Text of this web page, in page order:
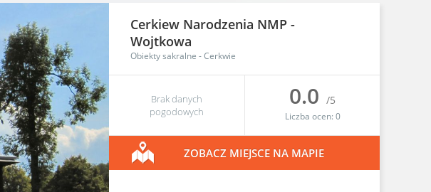
Cerkiew Narodzenia NMP -
Wojtkowa
Obiekty sakralne -Cerkwie
Brak danych
pogodowych
0.0 /5
Liczba ocen: 0
ZOBACZ MIEJSCE NA MAPIE